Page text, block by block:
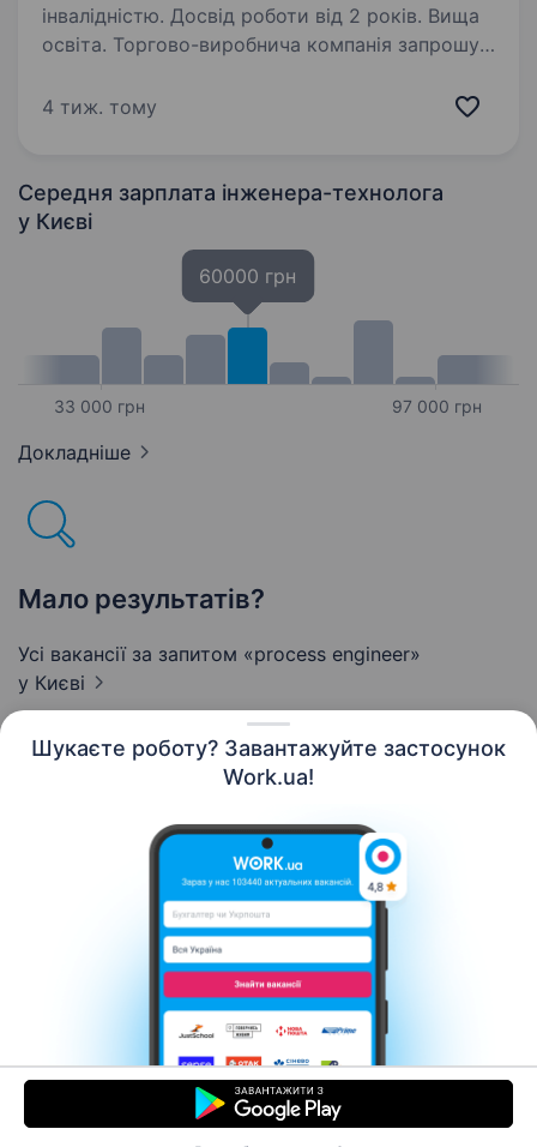
Шукаєте роботу? Завантажуйте застосунок
Work.ua!
інвалідністю. Досвід роботи від 2 років. Вища
освіта. Торгово-виробнича компанія запрошує
м«ясопереробної галузі для продажу харчових
професійні…
4 тиж. тому
Середня зарплата інженера-технолога
у Києві
33 000 грн
60000 грн
97 000 грн
Докладніше
Мало результатів?
Усі вакансії за запитом «process engineer»
у Києві
Контакти Про нас
Кар’єра
Допомога Умови використання